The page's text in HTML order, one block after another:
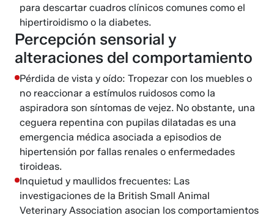
para descartar cuadros clínicos comunes como el
hipertiroidismo o la diabetes.
Percepción sensorial y
alteraciones del comportamiento
Pérdida de vista y oído: Tropezar con los muebles o
no reaccionar a estímulos ruidosos como la
aspiradora son síntomas de vejez. No obstante, una
ceguera repentina con pupilas dilatadas es una
emergencia médica asociada a episodios de
hipertensión por fallas renales o enfermedades
tiroideas.
Inquietud y maullidos frecuentes: Las
investigaciones de la British Small Animal
Veterinary Association asocian los comportamientos